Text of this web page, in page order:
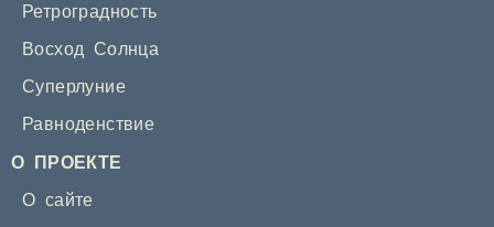
Ретроградность
Восход Солнца
Суперлуние
Равноденствие
О ПРОЕКТЕ
О сайте